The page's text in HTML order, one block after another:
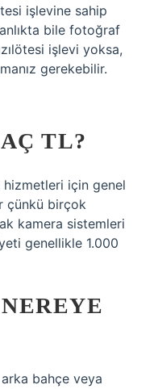
işlevine sahip
bile fotoğraf
işlevi yoksa,
gerekebilir.
TL?
için genel
çünkü birçok
kamera sistemleri
genellikle 1.000
bahçe veya